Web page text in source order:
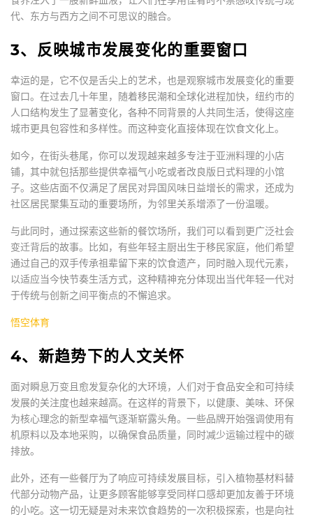
代、东方与西方之间不可思议的融合。
3、反映城市发展变化的重要窗口
幸运的是，它不仅是舌尖上的艺术，也是观察城市发展变化的重要
窗口。在过去几十年里，随着移民潮和全球化进程加快，纽约市的
人口结构发生了显著变化，各种不同背景的人共同生活，使得这座
城市更具包容性和多样性。而这种变化直接体现在饮食文化上。
如今，在街头巷尾，你可以发现越来越多专注于亚洲料理的小店
铺，其中就包括那些提供幸福气小吃或者改良版日式料理的小馆
子。这些店面不仅满足了居民对异国风味日益增长的需求，还成为
社区居民聚集互动的重要场所，为邻里关系增添了一份温暖。
与此同时，通过探索这些新的餐饮场所，我们可以看到更广泛社会
变迁背后的故事。比如，有些年轻主厨出生于移民家庭，他们希望
通过自己的双手传承祖辈留下来的饮食遗产，同时融入现代元素，
以适应当今快节奏生活方式，这种精神充分体现出当代年轻一代对
于传统与创新之间平衡点的不懈追求。
悟空体育
4、新趋势下的人文关怀
面对瞬息万变且愈发复杂化的大环境，人们对于食品安全和可持续
发展的关注度也越来越高。在这样的背景下，以健康、美味、环保
为核心理念的新型幸福气逐渐崭露头角。一些品牌开始强调使用有
机原料以及本地采购，以确保食品质量，同时减少运输过程中的碳
排放。
此外，还有一些餐厅为了响应可持续发展目标，引入植物基材料替
代部分动物产品，让更多顾客能够享受同样口感却更加友善于环境
的小吃。这一切无疑是对未来饮食趋势的一次积极探索，也是向社